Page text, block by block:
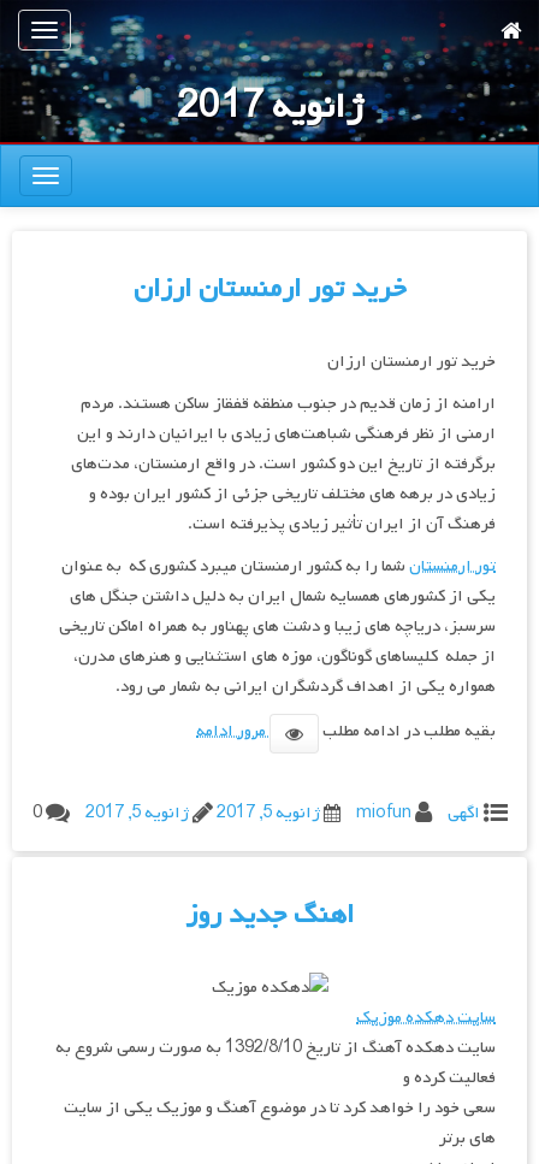
به
محتوای
اصلی
ناوبری
ژانویه 2017
ناوبری
خرید تور ارمنستان ارزان
خرید تور ارمنستان ارزان
ارامنه از زمان قدیم در جنوب منطقه قفقاز ساکن هستند. مردم
ارمنی از نظر فرهنگی شباهت‌های زیادی با ایرانیان دارند و این
برگرفته از تاریخ این دو کشور است. در واقع ارمنستان، مدت‌های
زیادی در برهه های مختلف تاریخی جزئی از کشور ایران بوده و
فرهنگ آن از ایران تأثیر زیادی پذیرفته است.
تور ارمنستانشما را به کشور ارمنستان میبرد کشوری که به عنوان
یکی از کشورهای همسایه شمال ایران به دلیل داشتن جنگل های
سرسبز، دریاچه های زیبا و دشت های پهناور به همراه اماکن تاریخی
از جمله کلیساهای گوناگون، موزه های استثنایی و هنرهای مدرن،
همواره یکی از اهداف گردشگران ایرانی به شمار می رود.
بقیه مطلب در ادامه مطلب
مرور ادامه
اگهی miofun ژانویه 5, 2017 ژانویه 5, 2017 0
اهنگ جدید روز
سایت دهکده موزیک
سایت دهکده آهنگ از تاریخ 1392/8/10 به صورت رسمی شروع به
فعالیت کرده و
سعی خود را خواهد کرد تا در موضوع آهنگ و موزیک یکی از سایت
های برتر